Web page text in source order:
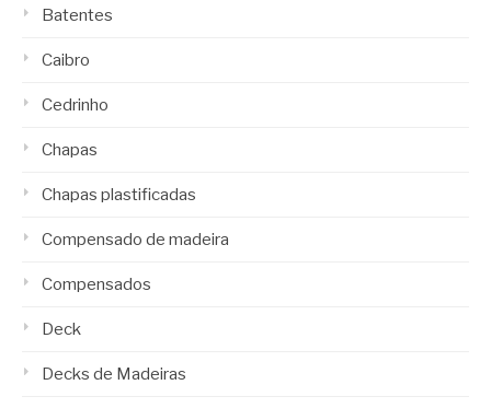
Batentes
Caibro
Cedrinho
Chapas
Chapas plastificadas
Compensado de madeira
Compensados
Deck
Decks de Madeiras